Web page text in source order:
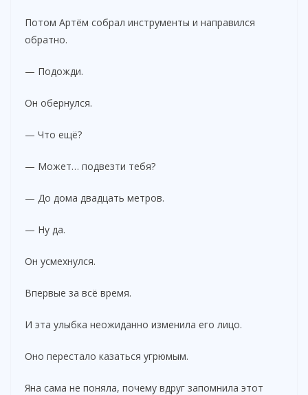
Потом Артём собрал инструменты и направился
обратно.
— Подожди.
Он обернулся.
— Что ещё?
— Может… подвезти тебя?
— До дома двадцать метров.
— Ну да.
Он усмехнулся.
Впервые за всё время.
И эта улыбка неожиданно изменила его лицо.
Оно перестало казаться угрюмым.
Яна сама не поняла, почему вдруг запомнила этот